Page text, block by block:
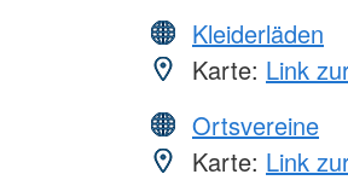
Kleiderläden
Karte: Link
Ortsvereine
Karte: Link